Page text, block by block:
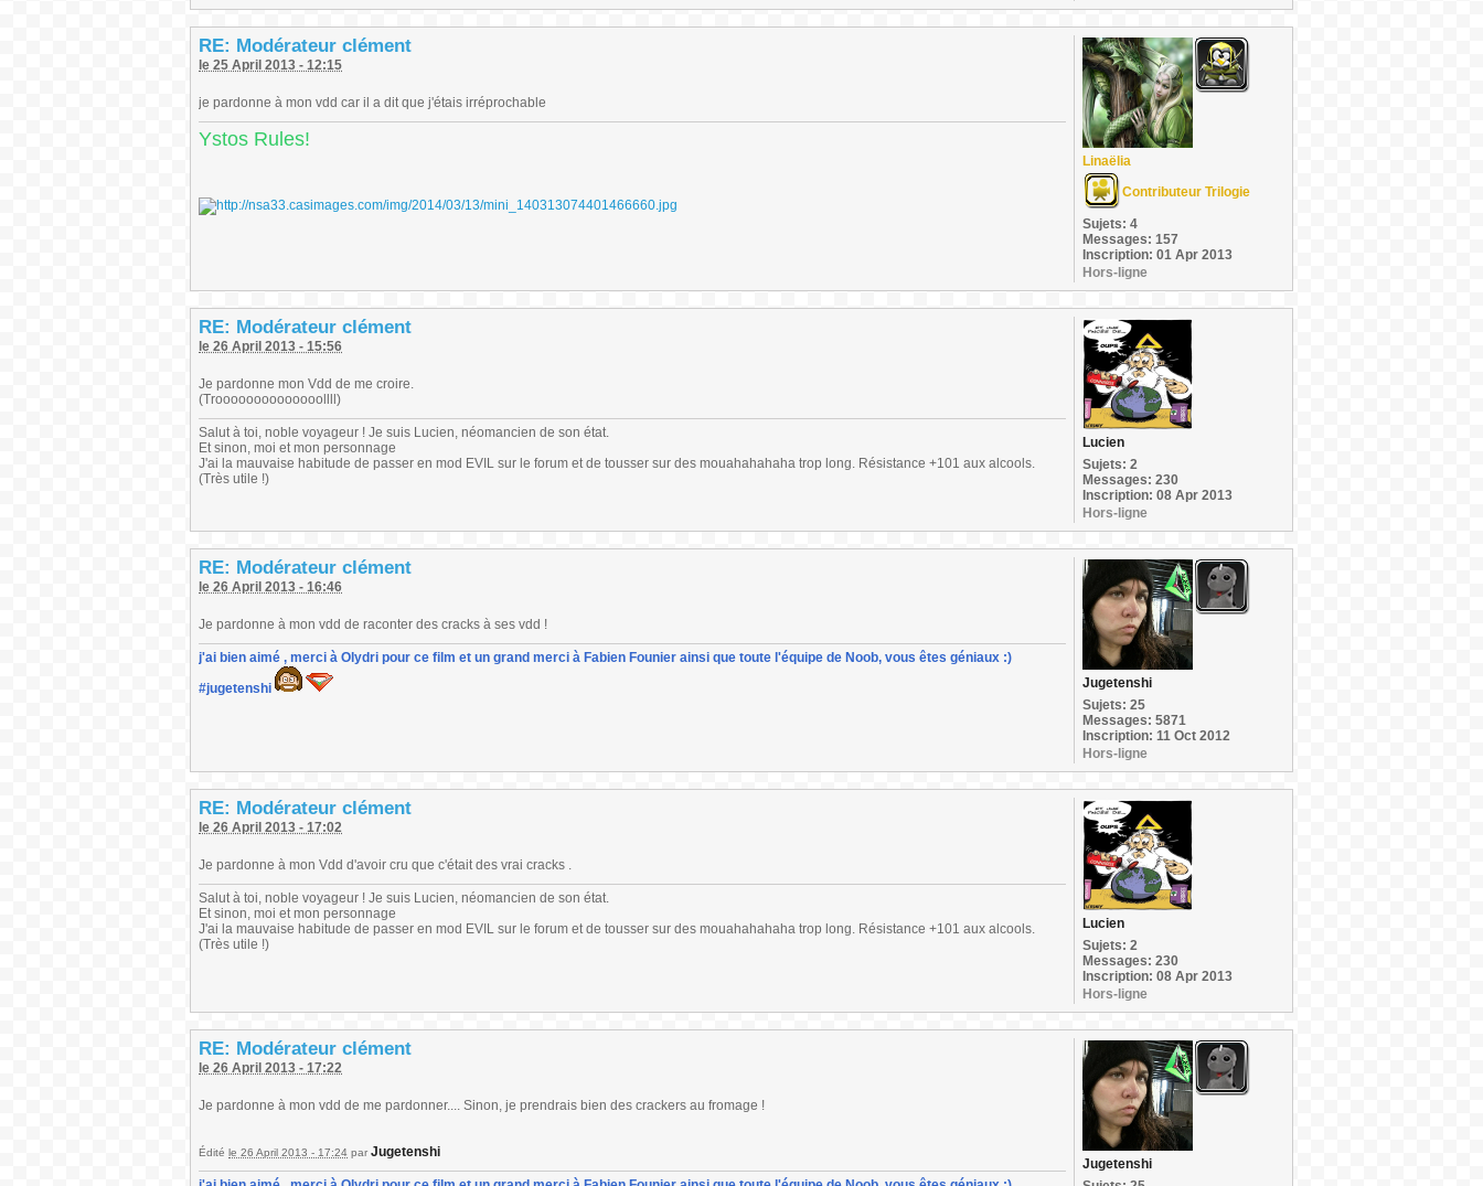
RE: Modérateur clément
le 25 April 2013 - 12:15
je pardonne à mon vdd car il a dit que j'étais irréprochable
Ystos Rules!
Linaëlia
Contributeur Trilogie
Sujets: 4
Messages: 157
Inscription: 01 Apr 2013
Hors-ligne
RE: Modérateur clément
le 26 April 2013 - 15:56
Je pardonne mon Vdd de me croire.
(Troooooooooooooollll)
Salut à toi, noble voyageur ! Je suis Lucien, néomancien de son état.
Et sinon, moi et mon personnage
J'ai la mauvaise habitude de passer en mod EVIL sur le forum et de tousser sur des mouahahahaha trop long. Résistance +101 aux alcools.
(Très utile !)
Lucien
Sujets: 2
Messages: 230
Inscription: 08 Apr 2013
Hors-ligne
RE: Modérateur clément
le 26 April 2013 - 16:46
Je pardonne à mon vdd de raconter des cracks à ses vdd !
j'ai bien aimé , merci à Olydri pour ce film et un grand merci à Fabien Founier ainsi que toute l'équipe de Noob, vous êtes géniaux :)
#jugetenshi
Jugetenshi
Sujets: 25
Messages: 5871
Inscription: 11 Oct 2012
Hors-ligne
RE: Modérateur clément
le 26 April 2013 - 17:02
Je pardonne à mon Vdd d'avoir cru que c'était des vrai cracks .
Salut à toi, noble voyageur ! Je suis Lucien, néomancien de son état.
Et sinon, moi et mon personnage
J'ai la mauvaise habitude de passer en mod EVIL sur le forum et de tousser sur des mouahahahaha trop long. Résistance +101 aux alcools.
(Très utile !)
Lucien
Sujets: 2
Messages: 230
Inscription: 08 Apr 2013
Hors-ligne
RE: Modérateur clément
le 26 April 2013 - 17:22
Je pardonne à mon vdd de me pardonner.... Sinon, je prendrais bien des crackers au fromage !
Édité le 26 April 2013 - 17:24 par Jugetenshi
Jugetenshi